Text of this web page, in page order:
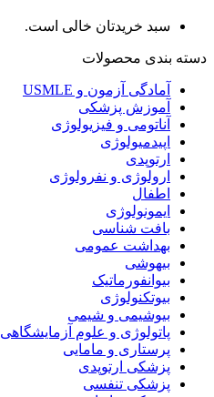
سبد خریدتان خالی است.
دسته بندی محصولات
آمادگی آزمون و USMLE
آموزش پزشکی
آناتومی و فیزیولوژی
اپیدمیولوژی
ارتوپدی
ارولوژی و نفرولوژی
اطفال
ایمونولوژی
بافت شناسی
بهداشت عمومی
بیهوشی
بیوانفورماتیک
بیوتکنولوژی
بیوشیمی و شیمی
پاتولوژی و علوم آزمایشگاهی
پرستاری و مامایی
پزشکی ارتوپدی
پزشکی تنفسی